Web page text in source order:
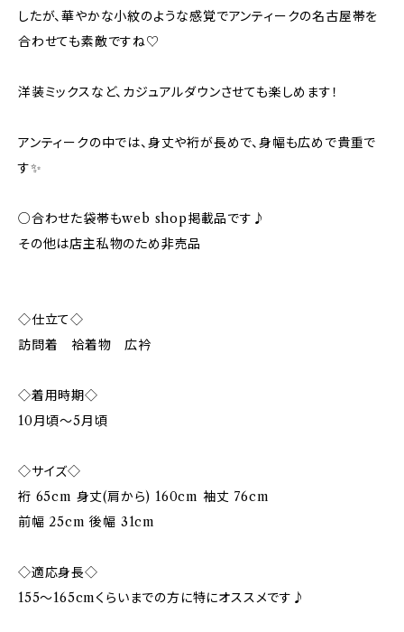
したが、華やかな小紋のような感覚でアンティークの名古屋帯を
合わせても素敵ですね♡
洋装ミックスなど、カジュアルダウンさせても楽しめます！
アンティークの中では、身丈や裄が長めで、身幅も広めで貴重で
す✨
○合わせた袋帯もweb shop掲載品です♪
その他は店主私物のため非売品
◇仕立て◇
訪問着 袷着物 広衿
◇着用時期◇
10月頃〜5月頃
◇サイズ◇
裄 65cm 身丈(肩から) 160cm 袖丈 76cm
前幅 25cm 後幅 31cm
◇適応身長◇
155～165cmくらいまでの方に特にオススメです♪